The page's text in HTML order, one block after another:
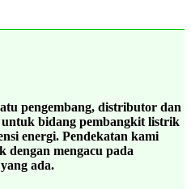
pengembang, distributor dan
bidang pembangkit listrik
energi. Pendekatan kami
dengan mengacu pada
ada.